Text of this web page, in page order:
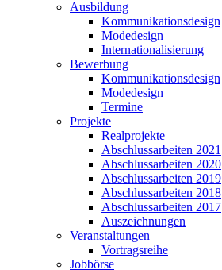
Ausbildung
Kommunikationsdesign
Modedesign
Internationalisierung
Bewerbung
Kommunikationsdesign
Modedesign
Termine
Projekte
Realprojekte
Abschlussarbeiten 2021
Abschlussarbeiten 2020
Abschlussarbeiten 2019
Abschlussarbeiten 2018
Abschlussarbeiten 2017
Auszeichnungen
Veranstaltungen
Vortragsreihe
Jobbörse